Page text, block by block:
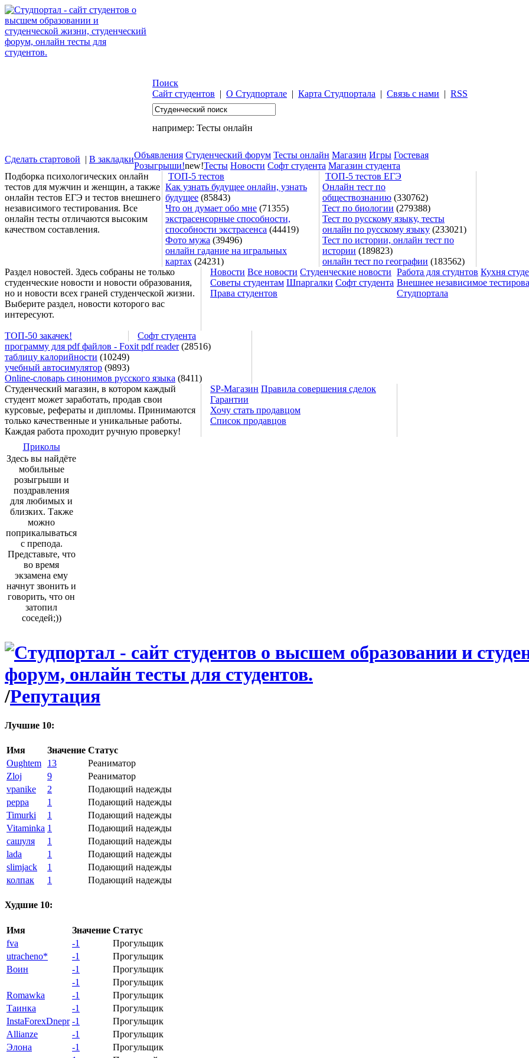
Поиск
Сайт студентов | О Студпортале | Карта Студпортала | Связь с нами | RSS
например: Тесты онлайн
Сделать стартовой | В закладкиОбъявления Студенческий форум Тесты онлайн Магазин Игры Гостевая
Тесты Новости Софт студента Магазин студента
Розыгрыши!new!
Подборка психологических онлайн
тестов для мужчин и женщин, а также
онлайн тестов ЕГЭ и тестов внешнего
независимого тестирования. Все
онлайн тесты отличаются высоким
качеством составления.
ТОП-5 тестов
ТОП-5 тестов ЕГЭ
Как узнать будущее онлайн, узнать
будущее (85843)
Что он думает обо мне (71355)
экстрасенсорные способности,
способности экстрасенса (44419)
Фото мужа (39496)
онлайн гадание на игральных
картах (24231)
Онлайн тест по
обществознанию (330762)
Тест по биологии (279388)
Тест по русскому языку, тесты
онлайн по русскому языку (233021)
Тест по истории, онлайн тест по
истории (189823)
онлайн тест по географии (183562)
Раздел новостей. Здесь собраны не только
студенческие новости и новости образования,
но и новости всех граней студенческой жизни.
Выберите раздел, новости которого вас
интересуют.
Новости Все новости Студенческие новости
Советы студентам Шпаргалки Софт студента
Права студентов
Работа для студнтов Кухня
Внешнее независимое
Студпортала
ТОП-50 закачек!
Софт студента
программу для pdf файлов - Foxit pdf reader(28516)
таблицу калорийности (10249)
учебный автосимулятор (9893)
Online-словарь синонимов русского языка (8411)
Студенческий магазин, в котором каждый
студент может заработать, продав свои
курсовые, рефераты и дипломы. Принимаются
только качественные и уникальные работы.
Каждая работа проходит ручную проверку!
SP-Магазин Правила совершения сделок
Гарантии
Хочу стать продавцом
Список продавцов
Приколы
Здесь вы найдёте
мобильные
розыгрыши и
поздравления
для любимых и
близких. Также
можно
поприкалываться
с препода.
Представьте, что
во время
экзамена ему
начнут звонить и
говорить, что он
затопил
соседей;))
/Репутация
Лучшие 10:
Имя Значение Статус
Oughtem
13
Реаниматор
Zloj
9
Реаниматор
vpanike
2
Подающий надежды
peppa
1
Подающий надежды
Timurki
1
Подающий надежды
Vitaminka 1
Подающий надежды
сашуля
1
Подающий надежды
lada
1
Подающий надежды
slimjack
1
Подающий надежды
колпак
1 Подающий надежды
Худшие 10:
Имя Значение Статус
fva
-1
Прогульщик
utracheno*
-1
Прогульщик
Воин
-1
Прогульщик
-1
Прогульщик
Romawka
-1
Прогульщик
Таинка
-1
Прогульщик
InstaForexDnepr -1
Прогульщик
Allianze
-1
Прогульщик
Элона
-1
Прогульщик